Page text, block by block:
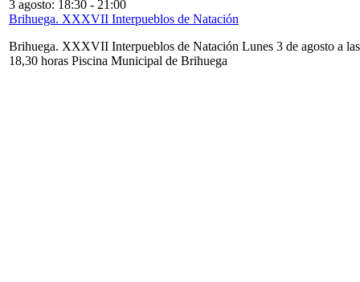
3 agosto: 18:30 - 21:00
Brihuega. XXXVII Interpueblos de Natación
Brihuega. XXXVII Interpueblos de Natación Lunes 3 de agosto a las
18,30 horas Piscina Municipal de Brihuega